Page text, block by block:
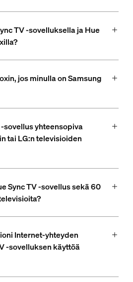
TV ‑sovelluksella ja Hue
jos minulla on Samsung
sovellus yhteensopiva
tai LG:n televisioiden
Sync TV ‑sovellus sekä 60
Internet-yhteyden
‑sovelluksen käyttöä